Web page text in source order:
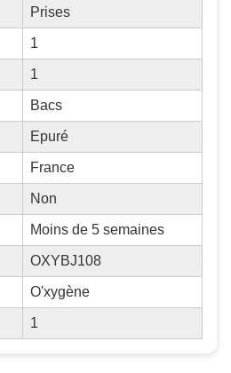
Prises
1
1
Bacs
Epuré
France
Non
Moins de 5 semaines
OXYBJ108
O'xygène
1